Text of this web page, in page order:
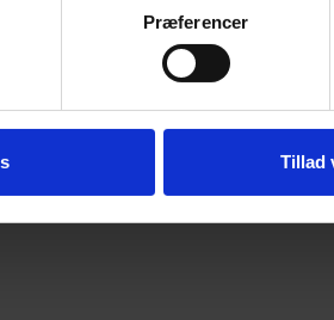
Præferencer
Tillad